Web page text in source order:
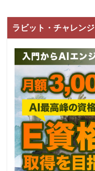
ラビット・チャレンジ